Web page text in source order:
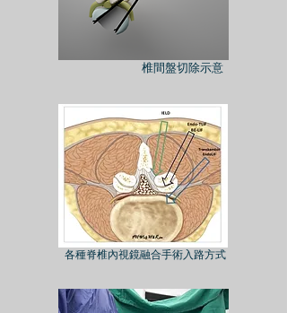
椎間盤切除示意
​各種脊椎內視鏡融合手術入路方式